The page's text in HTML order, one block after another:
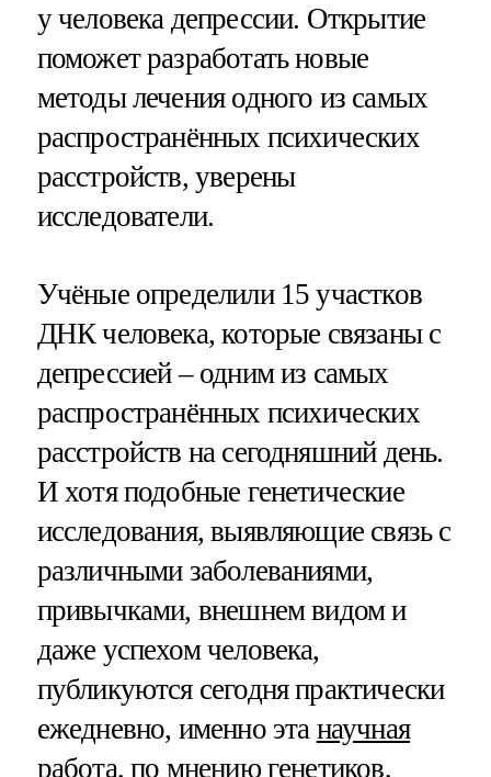
у человека депрессии. Открытие
поможет разработать новые
методы лечения одного из самых
распространённых психических
расстройств, уверены
исследователи.
Учёные определили 15 участков
ДНК человека, которые связаны с
депрессией – одним из самых
распространённых психических
расстройств на сегодняшний день.
И хотя подобные генетические
исследования, выявляющие связь с
различными заболеваниями,
привычками, внешнем видом и
даже успехом человека,
публикуются сегодня практически
ежедневно, именно эта научная
работа, по мнению генетиков,